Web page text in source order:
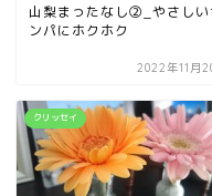
山梨まったなし②_やさしい
ンパにホクホク
2022年11月
クリッセイ